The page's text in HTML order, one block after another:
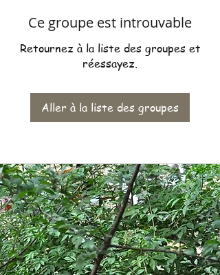
Ce groupe est introuvable
Retournez à la liste des groupes et
réessayez.
Aller à la liste des groupes